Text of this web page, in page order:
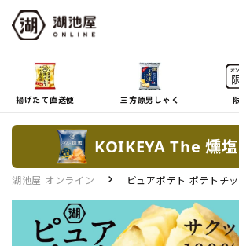
揚げたて直送便 三方原男しゃく
KOIKEYA The 燻塩
湖池屋 オンライン ピュアポテト ポテトチ